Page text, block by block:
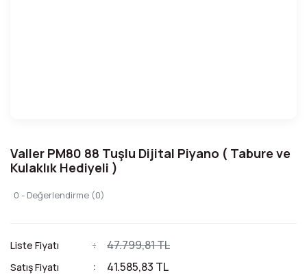
Valler PM80 88 Tuşlu Dijital Piyano ( Tabure ve
Kulaklık Hediyeli )
0 - Değerlendirme (0)
Liste Fiyatı 47.799,81 TL
Satış Fiyatı 41.585,83 TL